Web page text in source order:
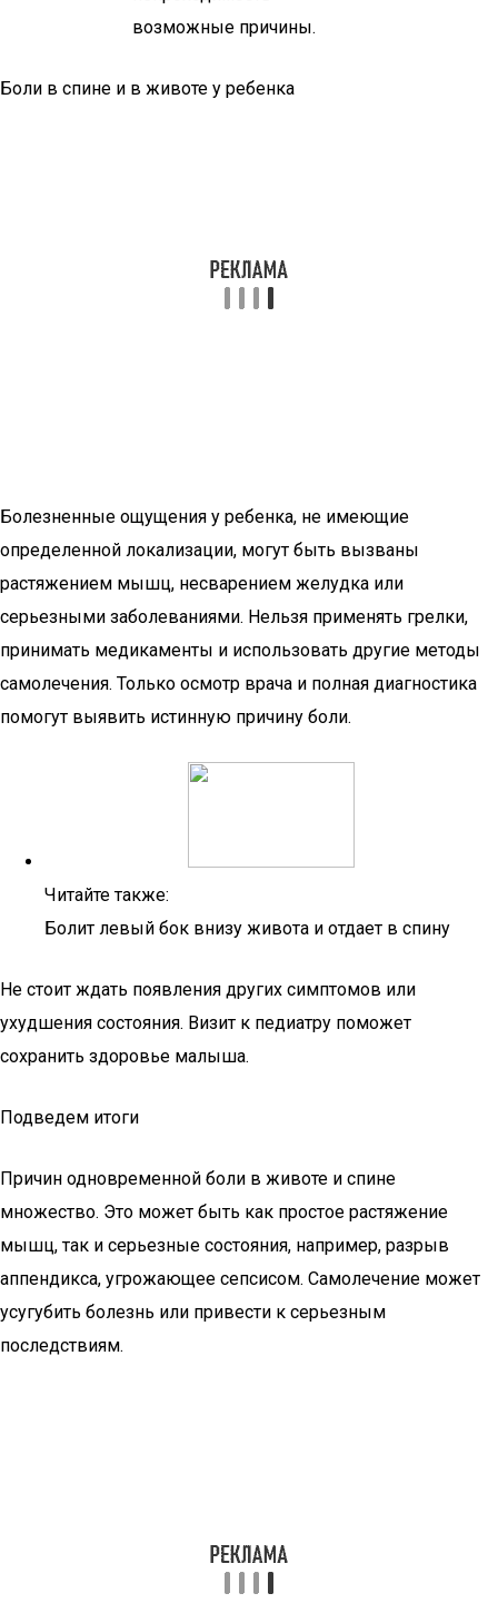
Боли в спине и в животе у ребенка
Болезненные ощущения у ребенка, не имеющие
определенной локализации, могут быть вызваны
растяжением мышц, несварением желудка или
серьезными заболеваниями. Нельзя применять грелки,
принимать медикаменты и использовать другие методы
самолечения. Только осмотр врача и полная диагностика
помогут выявить истинную причину боли.
Читайте также:
Болит левый бок внизу живота и отдает в спину
Не стоит ждать появления других симптомов или
ухудшения состояния. Визит к педиатру поможет
сохранить здоровье малыша.
Подведем итоги
Причин одновременной боли в животе и спине
множество. Это может быть как простое растяжение
мышц, так и серьезные состояния, например, разрыв
аппендикса, угрожающее сепсисом. Самолечение может
усугубить болезнь или привести к серьезным
последствиям.